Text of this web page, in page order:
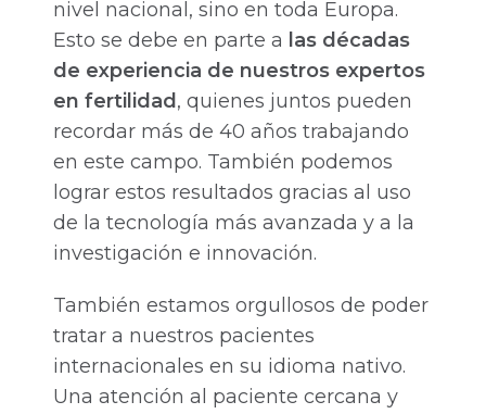
nivel nacional, sino en toda Europa.
Esto se debe en parte a las décadas
de experiencia de nuestros expertos
en fertilidad, quienes juntos pueden
recordar más de 40 años trabajando
en este campo. También podemos
lograr estos resultados gracias al uso
de la tecnología más avanzada y a la
investigación e innovación.
También estamos orgullosos de poder
tratar a nuestros pacientes
internacionales en su idioma nativo.
Una atención al paciente cercana y